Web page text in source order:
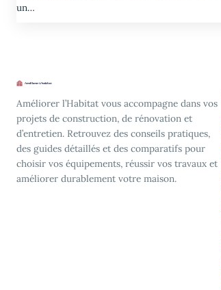
un…
Améliorer l’Habitat vous accompagne dans vos
projets de construction, de rénovation et
d’entretien. Retrouvez des conseils pratiques,
des guides détaillés et des comparatifs pour
choisir vos équipements, réussir vos travaux et
améliorer durablement votre maison.